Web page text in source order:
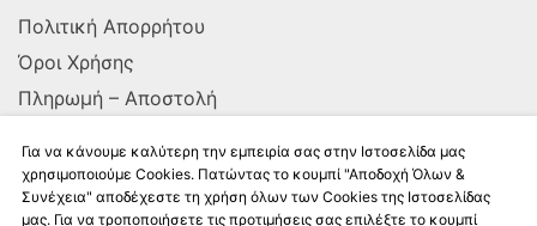
Πολιτική Απορρήτου
Όροι Χρήσης
Πληρωμή – Αποστολή
ΑΚΟΛΟΥΘΗΣΤΕ ΜΑΣ
Για να κάνουμε καλύτερη την εμπειρία σας στην Ιστοσελίδα μας
χρησιμοποιούμε Cookies. Πατώντας το κουμπί "Αποδοχή Όλων &
Συνέχεια" αποδέχεστε τη χρήση όλων των Cookies της Ιστοσελίδας
μας. Για να τροποποιήσετε τις προτιμήσεις σας επιλέξτε το κουμπί